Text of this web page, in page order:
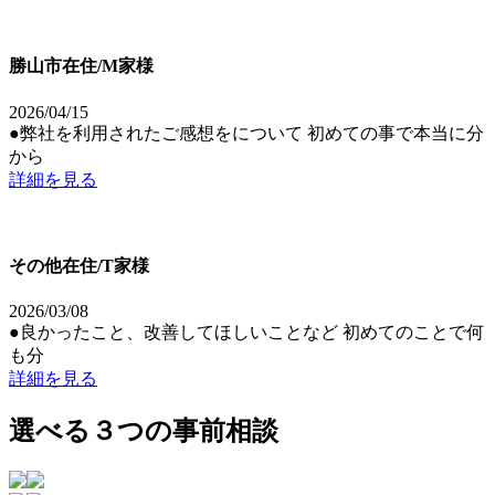
勝山市在住/M家様
2026/04/15
●弊社を利用されたご感想をについて 初めての事で本当に分
から
詳細を見る
その他在住/T家様
2026/03/08
●良かったこと、改善してほしいことなど 初めてのことで何
も分
詳細を見る
選べる３つの事前相談